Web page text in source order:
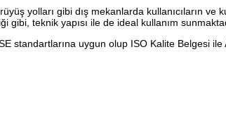
yolları gibi dış mekanlarda kullanıcıların ve
gibi, teknik yapısı ile de ideal kullanım
standartlarına uygun olup ISO Kalite Belgesi ile